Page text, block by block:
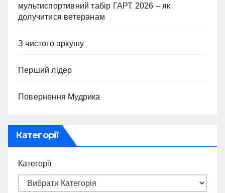
мультиспортивний табір ГАРТ 2026 – як
долучитися ветеранам
З чистого аркушу
Перший лідер
Повернення Мудрика
Категорії
Категорії